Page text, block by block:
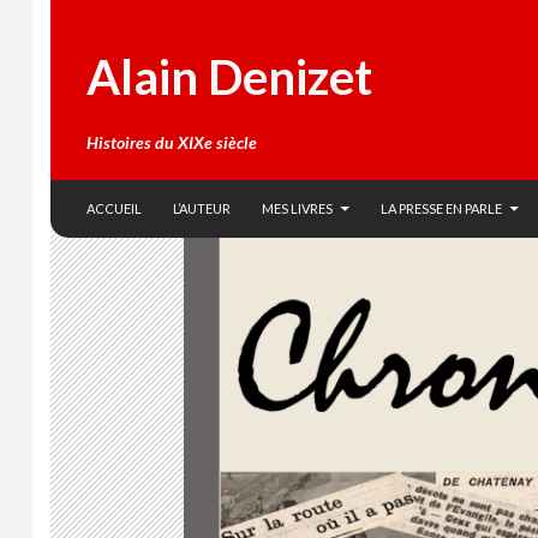
Alain Denizet
Histoires du XIXe siècle
ACCUEIL
L’AUTEUR MES LIVRES LA PRESSE EN PARLE